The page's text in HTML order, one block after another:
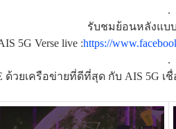
.
รับชมย้อนหลังแบ
5G Verse live :https://
.
ด้วยเครือข่ายที่ดีที่สุด กับ AIS 5G